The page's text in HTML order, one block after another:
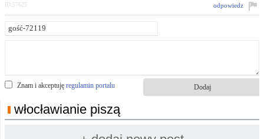
odpowiedz
ID:57625
Znam i akceptuję regulamin portalu
włocławianie piszą